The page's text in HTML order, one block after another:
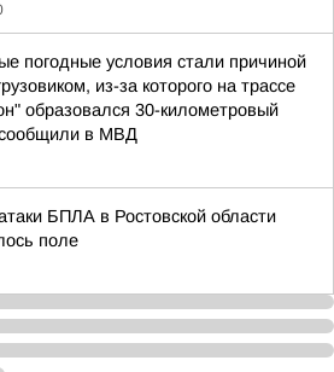
погодные условия стали причиной
из-за которого на трассе
образовался 30-километровый
в МВД
БПЛА в Ростовской области
поле